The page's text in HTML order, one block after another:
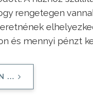
rengetegen
és mennyi pénzt
...